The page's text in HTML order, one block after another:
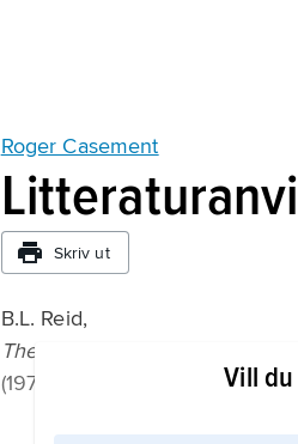
Roger Casement
Skriv ut
B.L. Reid,
The Lives of Roger Casement
(1976).
Vill